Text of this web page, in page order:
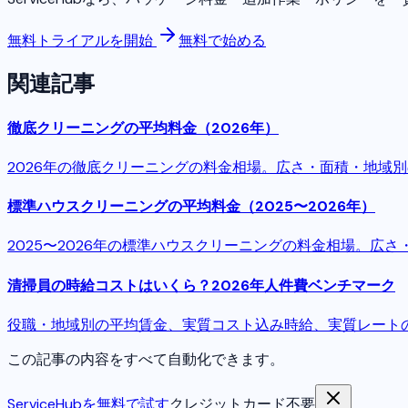
無料トライアルを開始 無料で始める
関連記事
徹底クリーニングの平均料金（2026年）
2026年の徹底クリーニングの料金相場。広さ・面積・地域
標準ハウスクリーニングの平均料金（2025〜2026年）
2025〜2026年の標準ハウスクリーニングの料金相場。広
清掃員の時給コストはいくら？2026年人件費ベンチマーク
役職・地域別の平均賃金、実質コスト込み時給、実質レー
この記事の内容をすべて自動化できます。
ServiceHubを無料で試すクレジットカード不要